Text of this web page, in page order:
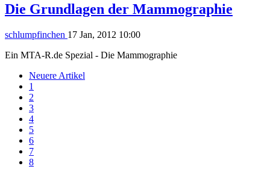
Die Grundlagen der Mammographie
schlumpfinchen 17 Jan, 2012 10:00
Ein MTA-R.de Spezial - Die Mammographie
Neuere Artikel
1
2
3
4
5
6
7
8